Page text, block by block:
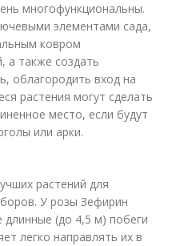
многофункциональны.
элементами сада,
ковром
а также создать
облагородить вход на
растения могут сделать
место, если будут
или арки.
растений для
У розы Зефирин
(до 4,5 м) побеги
легко направлять их в